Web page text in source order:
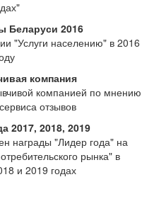
Беларуси 2016
"Услуги населению" в 2016
компания
компанией по мнению
отзывов
2017, 2018, 2019
награды "Лидер года" на
рынка" в
и 2019 годах